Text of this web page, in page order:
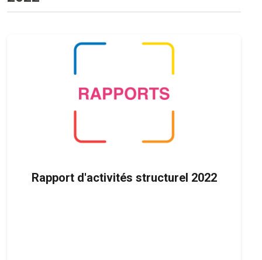
Rapport d'activités structurel 2022